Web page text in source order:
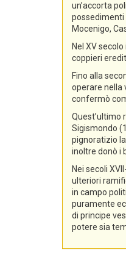
un’accorta
possedimenti
Mocenigo,
Nel XV
coppieri
Fino alla
operare nella
confermò
Quest’ultimo
Sigismondo
pignoratizio
inoltre donò i
Nei secoli
ulteriori
in campo
puramente
di principe
potere sia